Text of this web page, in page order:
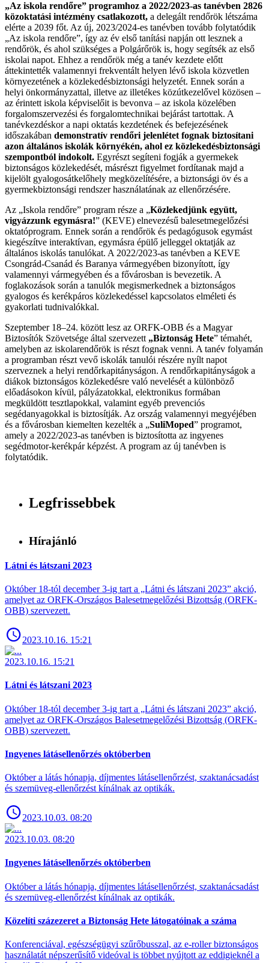
„Az iskola rendőre” programhoz a 2022/2023-as tanévben 2826
közoktatási intézmény csatlakozott, a delegált rendőrök létszáma
elérte a 2039 főt. Az új, 2023/2024-es tanévben tovább folytatódik
„Az iskola rendőre”, így az év első tanítási napján ott lesznek a
rendőrök, és ahol szükséges a Polgárőrök is, hogy segítsék az első
iskolai napot. Ehhez a rendőrök még a tanév kezdete előtt
áttekintették valamennyi frekventált helyen lévő iskola közvetlen
környezetének a közlekedésbiztonsági helyzetét. Ennek során a
helyi önkormányzattal, illetve az illetékes közútkezelővel közösen –
az érintett iskola képviselőit is bevonva – az iskola közelében
forgalomszervezési és forgalomtechnikai bejárást tartottak. A
tanévkezdéskor a napi oktatás kezdetének és befejezésének
időszakában demonstratív rendőri jelenlétet fognak biztosítani
azon általános iskolák környékén, ahol ez közlekedésbiztonsági
szempontból indokolt. Egyrészt segíteni fogják a gyermekek
biztonságos közlekedését, másrészt figyelmet fordítanak majd a
kijelölt gyalogosátkelőhely megközelítésére, a biztonsági öv és a
gyermekbiztonsági rendszer használatának az ellenőrzésére.
Az „Iskola rendőre” program része a „Közlekedjünk együtt,
vigyázzunk egymásra!” (KEVE) elnevezésű balesetmegelőzési
oktatóprogram. Ennek során a rendőrök és pedagógusok egymást
kiegészítve interaktívan, egymásra épülő jelleggel oktatják az
általános iskolás tanulókat. A 2022/2023-as tanévben a KEVE
Csongrád-Csanád és Baranya vármegyében bizonyított, így
valamennyi vármegyében és a fővárosban is bevezetik. A
foglakozások során a tanulók megismerkednek a biztonságos
gyalogos és kerékpáros közlekedéssel kapcsolatos elméleti és
gyakorlati tudnivalókkal.
Szeptember 18–24. között lesz az ORFK-OBB és a Magyar
Biztosítók Szövetsége által szervezett „Biztonság Hete” témahét,
amelyben az iskolarendőrök is részt fognak venni. A tanév folyamán
a programban részt vevő iskolák tanulói részére nyílt napot
szerveznek a helyi rendőrkapitányságon. A rendőrkapitányságok a
diákok biztonságos közlekedésre való nevelését a különböző
előadásokon kívül, pályázatokkal, elektronikus formában
megküldött tesztlapokkal, valamint egyéb prevenciós
segédanyagokkal is biztosítják. Az ország valamennyi megyéjében
és a fővárosban kiemelten kezelték a „SuliMoped” programot,
amely a 2022/2023-as tanévben is biztosította az ingyenes
segédmotor-kerékpár képzést. A program az új tanévben is
folytatódik.
Legfrissebbek
Hírajánló
Látni és látszani 2023
Október 18-tól december 3-ig tart a „Látni és látszani 2023” akció,
amelyet az ORFK-Országos Balesetmegelőzési Bizottság (ORFK-
OBB) szervezett.
2023.10.16. 15:21
2023.10.16. 15:21
Látni és látszani 2023
Október 18-tól december 3-ig tart a „Látni és látszani 2023” akció,
amelyet az ORFK-Országos Balesetmegelőzési Bizottság (ORFK-
OBB) szervezett.
Ingyenes látásellenőrzés októberben
Október a látás hónapja, díjmentes látásellenőrzést, szaktanácsadást
és szemüveg-ellenőrzést kínálnak az optikák.
2023.10.03. 08:20
2023.10.03. 08:20
Ingyenes látásellenőrzés októberben
Október a látás hónapja, díjmentes látásellenőrzést, szaktanácsadást
és szemüveg-ellenőrzést kínálnak az optikák.
Közelíti százezeret a Biztonság Hete látogatóinak a száma
Konferenciával, egészségügyi szűrőbusszal, az e-roller biztonságos
használatát népszerűsítő videóval is többet nyújtott az eddigieknél a